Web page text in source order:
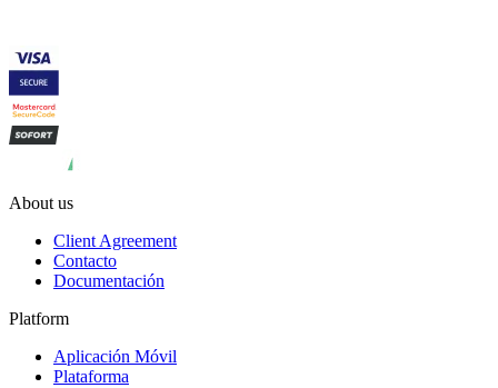
About us
Client Agreement
Contacto
Documentación
Platform
Aplicación Móvil
Plataforma